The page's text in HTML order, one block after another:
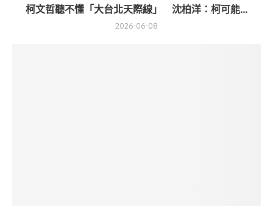
柯文哲聽不懂「大台北天際線」 沈柏洋：柯可能...
2026-06-08